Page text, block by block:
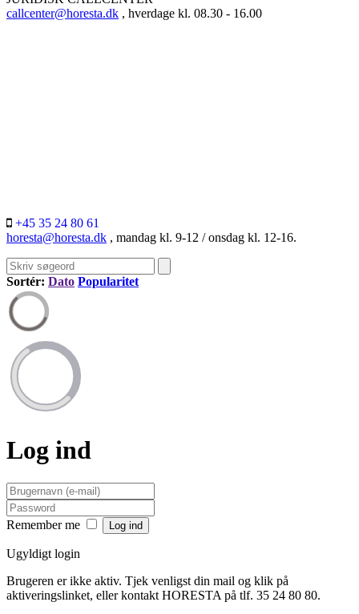
callcenter@horesta.dk , hverdage kl. 08.30 - 16.00
+45 35 24 80 61
horesta@horesta.dk , mandag kl. 9-12 / onsdag kl. 12-16.
Sortér: Dato Popularitet
Log ind
Remember me
Ugyldigt login
Brugeren er ikke aktiv. Tjek venligst din mail og klik på
aktiveringslinket, eller kontakt HORESTA på tlf. 35 24 80 80.